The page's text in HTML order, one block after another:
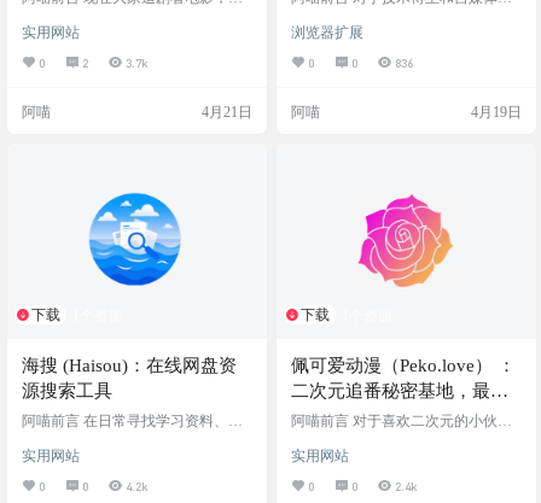
娃”。想看一部新出的热门剧，往往
要单独下载一个 App，开通了会员不
剧的小伙伴来说，这笔开销实在是
站点——麦田影院。它主打一个资
源聚合与完全免费，让你打开浏览
器就能畅享全网的高清…
实用网站
0 2 3.7k
阿喵 4月21日
需要手动复制粘贴到掘金、CSDN、
知乎、微信公众号等多个平台。不
重新上传、公式乱码等问题，过程
“一次编辑，处处发布”，让创作者能
将精力更多地集中在内容输出上，
浏览器扩展
0 0 836
阿喵 4月19日
下载
海搜 (Haisou)：在线网盘资
源搜索工具
阿喵前言 在日常寻找学习资料、软
遇到网盘链接失效或搜索体验不佳
（例如充斥弹窗广告）的问题。海
搜 (haisou.cc) 是一个界面简洁、收录
实用网站
0 0 4.2k
下载
佩可爱动漫（Peko.love） ：
二次元追番秘密基地，最新
热门日漫高清免费看
阿喵前言 对于喜欢二次元的小伙伴
头疼的。正版平台不仅需要开通大
会员，还经常遇到让人抓狂的“暗
牧”、“删减”或者“先审后播”的尴尬
实用网站
0 0 2.4k